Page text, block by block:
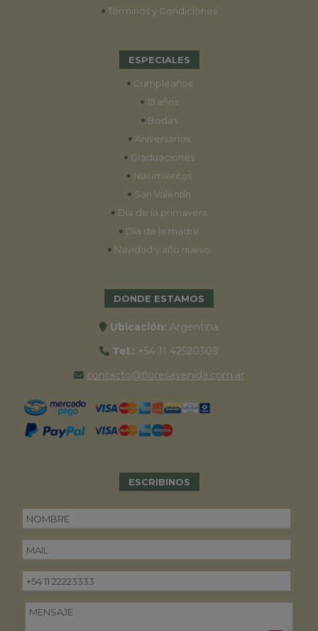
• Términos y Condiciones
ESPECIALES
• Cumpleaños
• 15 años
• Bodas
• Aniversarios
• Graduaciones
• Nacimientos
• San Valentín
• Día de la primavera
• Día de la madre
• Navidad y año nuevo
DONDE ESTAMOS
Ubicación: Argentina
Tel.: +54 11 42520309
contacto@floresavenida.com.ar
ESCRIBINOS